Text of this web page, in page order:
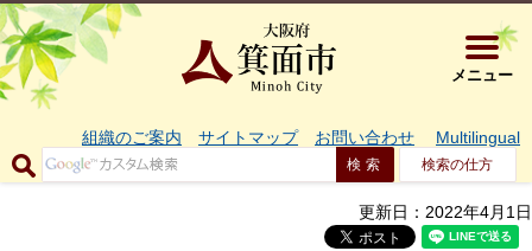
大阪府箕
メニュー
組織のご案内 サイトマップ お問い合わせ Multilingual
検索の仕方
更新日：2022年4月1日